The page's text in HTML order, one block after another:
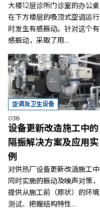
大楼12层诊所门诊室的办公桌
在下方楼层的吸顶式空调运行
时发生有感振动。针对这个有
感振动，采取了用...
空调及卫生设备
038
设备更新改造施工中的
隔振解决方案及应用实
例
对供热厂设备更新改造施工中
同时实施的振动及噪声对策，
提供从施工前（原状）的环境
测试、把握结构特性...